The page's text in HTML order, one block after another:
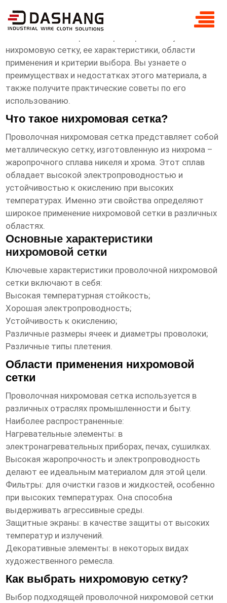
Проволока нихромовая сетка
нихромовую сетку, ее характеристики, области
применения и критерии выбора. Вы узнаете о
преимуществах и недостатках этого материала, а
также получите практические советы по его
использованию.
Что такое нихромовая сетка?
Проволочная нихромовая сетка представляет собой
металлическую сетку, изготовленную из нихрома –
жаропрочного сплава никеля и хрома. Этот сплав
обладает высокой электропроводностью и
устойчивостью к окислению при высоких
температурах. Именно эти свойства определяют
широкое применение нихромовой сетки в различных
областях.
Основные характеристики
нихромовой сетки
Ключевые характеристики проволочной нихромовой
сетки включают в себя:
Высокая температурная стойкость;
Хорошая электропроводность;
Устойчивость к окислению;
Различные размеры ячеек и диаметры проволоки;
Различные типы плетения.
Области применения нихромовой
сетки
Проволочная нихромовая сетка используется в
различных отраслях промышленности и быту.
Наиболее распространенные:
Нагревательные элементы: в
электронагревательных приборах, печах, сушилках.
Высокая жаропрочность и электропроводность
делают ее идеальным материалом для этой цели.
Фильтры: для очистки газов и жидкостей, особенно
при высоких температурах. Она способна
выдерживать агрессивные среды.
Защитные экраны: в качестве защиты от высоких
температур и излучений.
Декоративные элементы: в некоторых видах
художественного ремесла.
Как выбрать нихромовую сетку?
Выбор подходящей проволочной нихромовой сетки